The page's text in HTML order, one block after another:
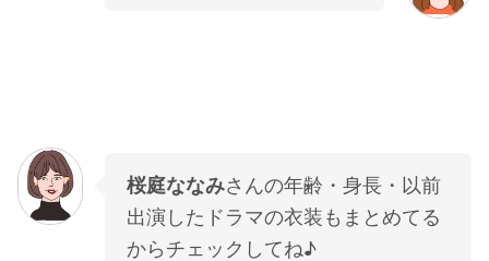
桜庭ななみさんの年齢・身長・以前
出演したドラマの衣装もまとめてる
からチェックしてね♪